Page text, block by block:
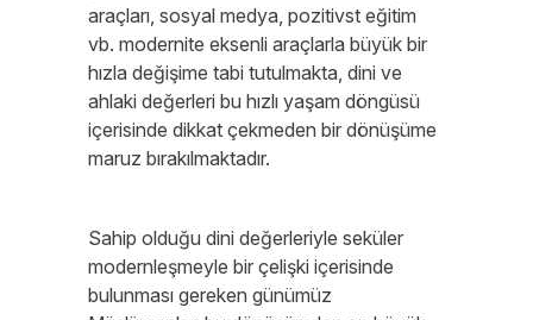
araçları, sosyal medya, pozitivst eğitim
vb. modernite eksenli araçlarla büyük bir
hızla değişime tabi tutulmakta, dini ve
ahlaki değerleri bu hızlı yaşam döngüsü
içerisinde dikkat çekmeden bir dönüşüme
maruz bırakılmaktadır.
Sahip olduğu dini değerleriyle seküler
modernleşmeyle bir çelişki içerisinde
bulunması gereken günümüz